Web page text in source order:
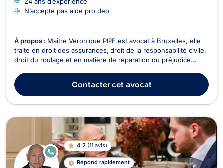
N’accepte pas aide pro deo
À propos : Maître Véronique PIRE est avocat à Bruxelles, elle
traite en droit des assurances, droit de la responsabilité civile,
droit du roulage et en matière de réparation du préjudice
droit des assurances tel que l’assurance des responsabilités,
l’assurance des acciden...
Contactercet avocat
4.2 (11 avis)
Répond rapidement
E
N